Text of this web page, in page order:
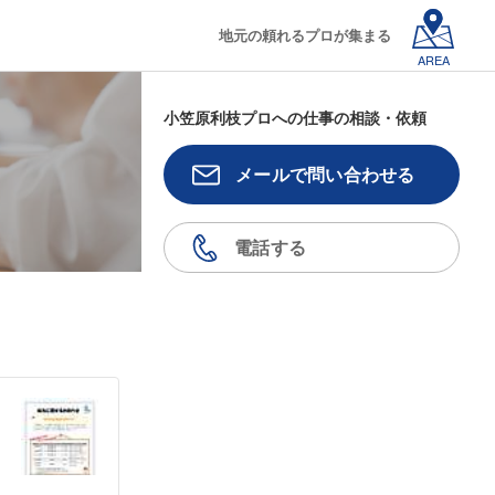
地元の頼れるプロが集まる
AREA
小笠原利枝プロへの仕事の相談・依頼
メールで問い合わせる
電話する